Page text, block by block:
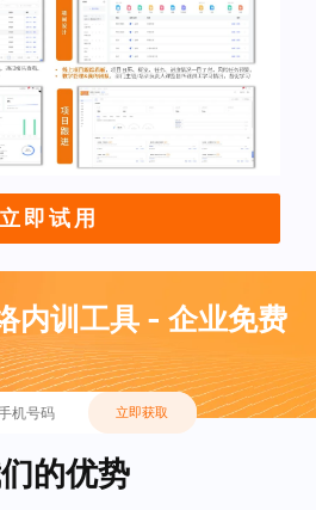
立即试用
内训工具 - 企业免费
立即获取
的优势